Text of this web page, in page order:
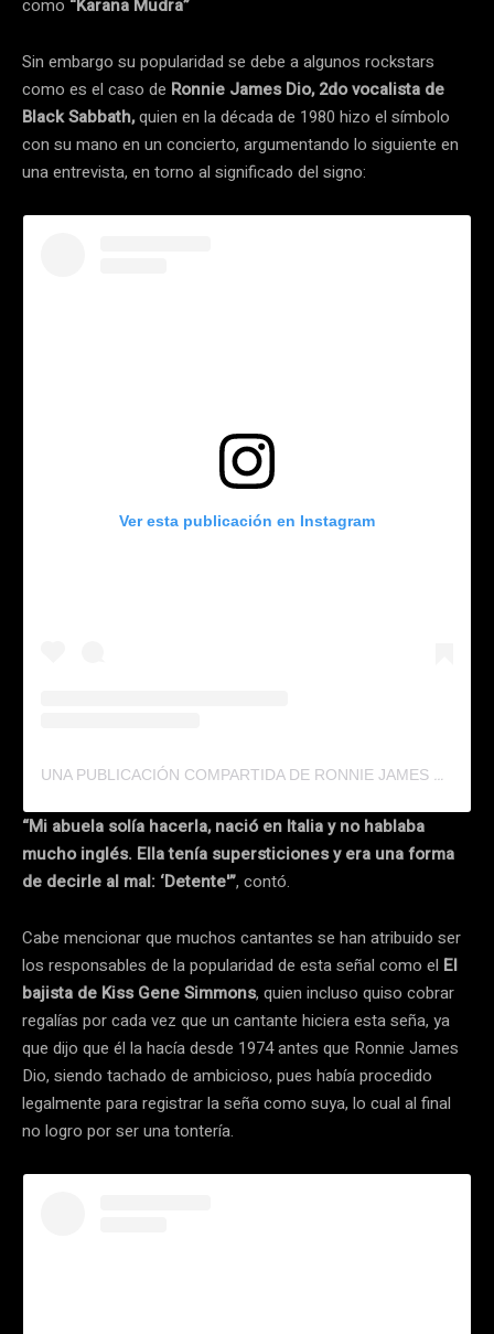
como “Karana Mudra”
Sin embargo su popularidad se debe a algunos rockstars
como es el caso de Ronnie James Dio, 2do vocalista de
Black Sabbath,quien en la década de 1980 hizo el símbolo
con su mano en un concierto, argumentando lo siguiente en
una entrevista, en torno al significado del signo:
Ver esta publicación en Instagram
UNA PUBLICACIÓN COMPARTIDA DE RONNIE JAMES DIO (@_RONNIEJAMESDIO)
“Mi abuela solía hacerla, nació en Italia y no hablaba
mucho inglés. Ella tenía supersticiones y era una forma
de decirle al mal: ‘Detente'”, contó.
Cabe mencionar que muchos cantantes se han atribuido ser
los responsables de la popularidad de esta señal como el El
bajista de Kiss Gene Simmons, quien incluso quiso cobrar
regalías por cada vez que un cantante hiciera esta seña, ya
que dijo que él la hacía desde 1974 antes que Ronnie James
Dio, siendo tachado de ambicioso, pues había procedido
legalmente para registrar la seña como suya, lo cual al final
no logro por ser una tontería.